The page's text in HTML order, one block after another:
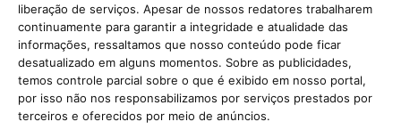
liberação de serviços. Apesar de nossos redatores trabalharem
continuamente para garantir a integridade e atualidade das
informações, ressaltamos que nosso conteúdo pode ficar
desatualizado em alguns momentos. Sobre as publicidades,
temos controle parcial sobre o que é exibido em nosso portal,
por isso não nos responsabilizamos por serviços prestados por
terceiros e oferecidos por meio de anúncios.